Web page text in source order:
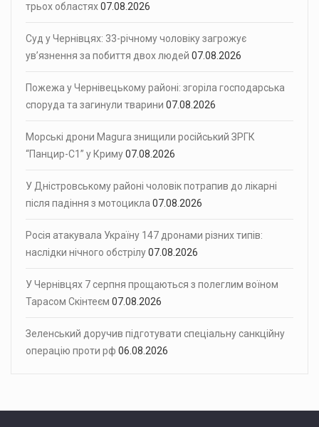
трьох областях07.08.2026
Суд у Чернівцях: 33-річному чоловіку загрожує
ув’язнення за побиття двох людей 07.08.2026
Пожежа у Чернівецькому районі: згоріла господарська
споруда та загинули тварини 07.08.2026
Морські дрони Magura знищили російський ЗРГК
“Панцир-С1” у Криму07.08.2026
У Дністровському районі чоловік потрапив до лікарні
після падіння з мотоцикла 07.08.2026
Росія атакувала Україну 147 дронами різних типів:
наслідки нічного обстрілу07.08.2026
У Чернівцях 7 серпня прощаються з полеглим воїном
Тарасом Скінтеєм 07.08.2026
Зеленський доручив підготувати спеціальну санкційну
операцію проти рф 06.08.2026